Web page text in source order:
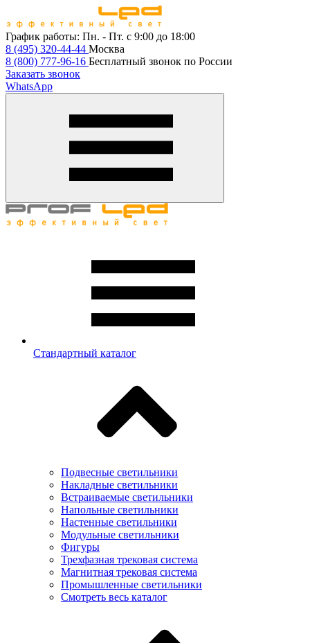
График работы: Пн. - Пт. с 9:00 до 18:00
8 (495) 320-44-44 Москва
8 (800) 777-96-16 Бесплатный звонок по России
Заказать звонок
WhatsApp
Стандартный каталог
Подвесные светильники
Накладные светильники
Встраиваемые светильники
Напольные светильники
Настенные светильники
Модульные светильники
Фигуры
Трехфазная трековая система
Магнитная трековая система
Промышленные светильники
Смотреть весь каталог